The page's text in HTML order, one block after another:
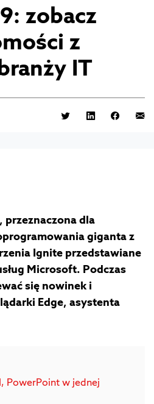
zobacz
z
IT
dla
giganta z
Ignite przedstawiane
Microsoft. Podczas
się nowinek i
Edge, asystenta
PowerPoint w jednej